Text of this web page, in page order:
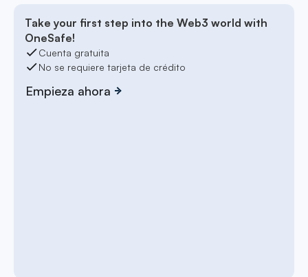
Take your first step into the Web3 world with
OneSafe!
Cuenta gratuita
No se requiere tarjeta de crédito
Empieza ahora